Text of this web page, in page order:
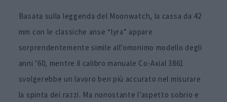
Basata sulla leggenda del Moonwatch, la cassa da 42
mm con le classiche anse “lyra” appare
sorprendentemente simile all’omonimo modello degli
anni ’60, mentre il calibro manuale Co-Axial 3861
svolgerebbe un lavoro ben più accurato nel misurare
la spinta dei razzi. Ma nonostante l’aspetto sobrio e